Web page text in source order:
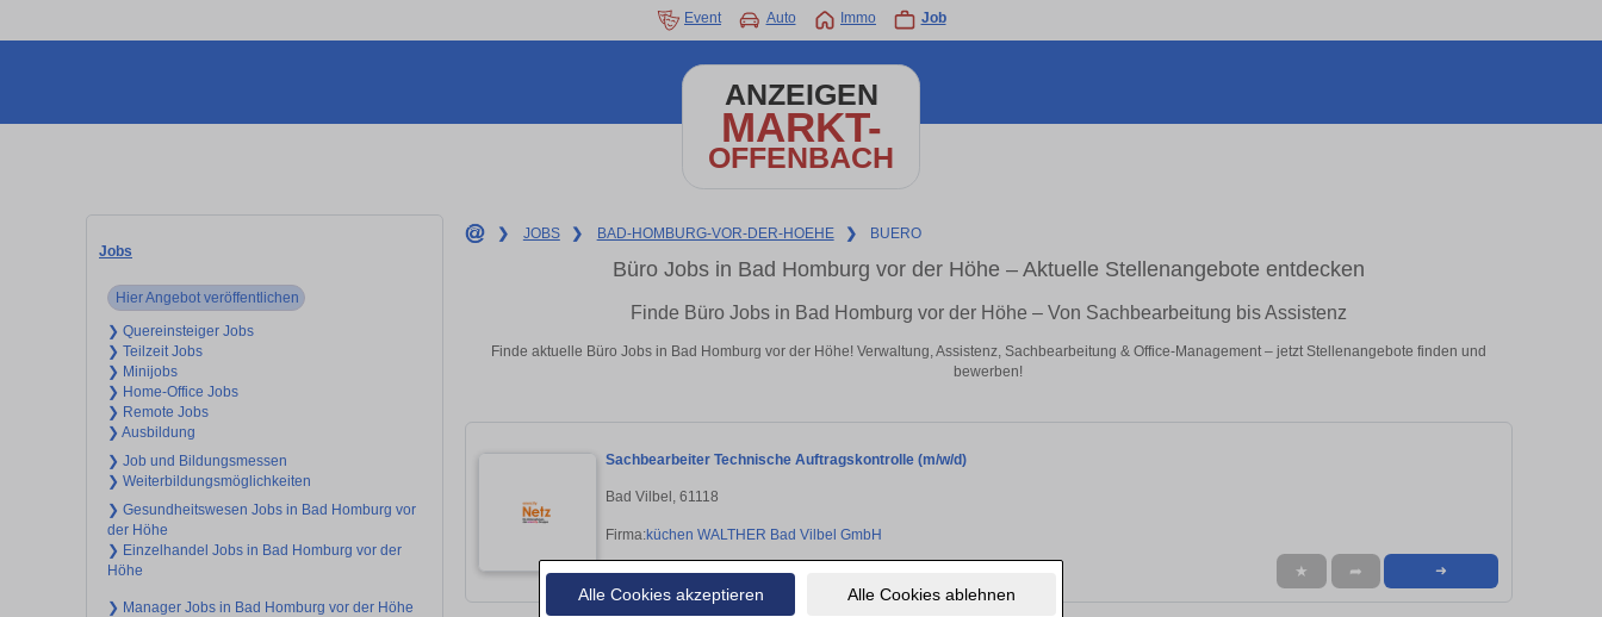
Alle Cookies akzeptieren Alle Cookies ablehnen
Event Auto Immo Job
ANZEIGEN
MARKT-
OFFENBACH
Jobs
Hier Angebot veröffentlichen
❯ Quereinsteiger Jobs
❯ Teilzeit Jobs
❯ Minijobs
❯ Home-Office Jobs
❯ Remote Jobs
❯ Ausbildung
❯ Job und Bildungsmessen
❯ Weiterbildungsmöglichkeiten
❯ Gesundheitswesen Jobs in Bad Homburg vor
der Höhe
❯ Einzelhandel Jobs in Bad Homburg vor der
Höhe
❯ Manager Jobs in Bad Homburg vor der Höhe
❯ JOBS ❯ BAD-HOMBURG-VOR-DER-HOEHE ❯ BUERO
Büro Jobs in Bad Homburg vor der Höhe – Aktuelle Stellenangebote entdecken
Finde Büro Jobs in Bad Homburg vor der Höhe – Von Sachbearbeitung bis Assistenz
Finde aktuelle Büro Jobs in Bad Homburg vor der Höhe! Verwaltung, Assistenz, Sachbearbeitung & Office-Management – jetzt Stellenangebote finden und
bewerben!
Sachbearbeiter Technische Auftragskontrolle (m/w/d)
Bad Vilbel, 61118
Firma:küchen WALTHER Bad Vilbel GmbH
★ ➦ ➜